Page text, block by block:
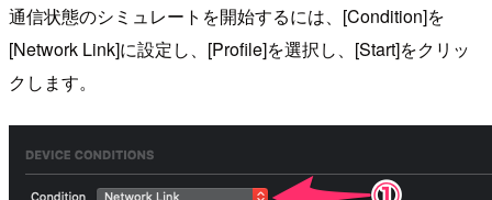
通信状態のシミュレートを開始するには、[Condition]を
[Network Link]に設定し、[Profile]を選択し、[Start]をクリッ
クします。